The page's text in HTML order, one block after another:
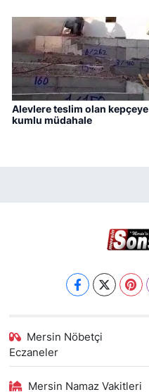
Alevlere teslim olan kepçeye
kumlu müdahale
Mersin Nöbetçi
Eczaneler
Mersin Namaz Vakitleri